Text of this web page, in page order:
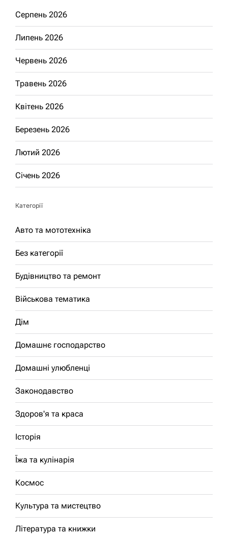
Серпень 2026
Липень 2026
Червень 2026
Травень 2026
Квітень 2026
Березень 2026
Лютий 2026
Січень 2026
Категорії
Авто та мототехніка
Без категорії
Будівництво та ремонт
Військова тематика
Дім
Домашнє господарство
Домашні улюбленці
Законодавство
Здоров'я та краса
Історія
Їжа та кулінарія
Космос
Культура та мистецтво
Література та книжки